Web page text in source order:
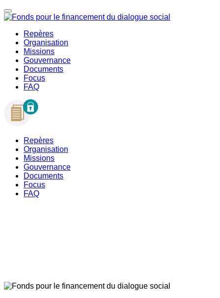
Repères
Organisation
Missions
Gouvernance
Documents
Focus
FAQ
Repères
Organisation
Missions
Gouvernance
Documents
Focus
FAQ